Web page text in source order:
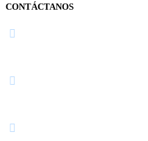
CONTÁCTANOS